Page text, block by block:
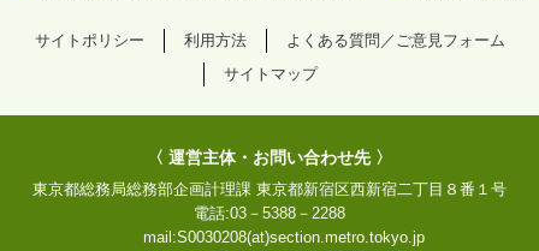
サイトポリシー 利用方法
よくある質問／ご意見フォーム
サイトマップ
〈 運営主体・お問い合わせ先 〉
東京都総務局総務部企画計理課 東京都新宿区西新宿二丁目８番１号
電話:03－5388－2288
mail:S0030208(at)section.metro.tokyo.jp